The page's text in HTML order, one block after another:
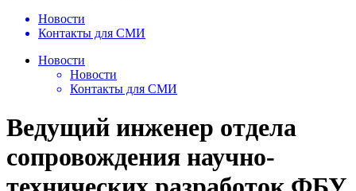
Новости
Контакты для СМИ
Новости
Новости
Контакты для СМИ
Ведущий инженер отдела
сопровождения научно-